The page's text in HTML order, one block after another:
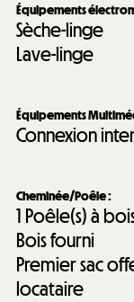
Équipements
Sèche-linge
Lave-linge
Équipements
Connexion
Cheminée/Poêle:
1 Poêle(s) à
Bois fourni
Premier sac
locataire